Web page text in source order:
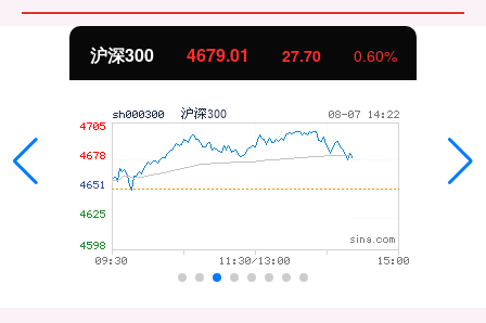
沪深300 4679.01 27.70 0.60%